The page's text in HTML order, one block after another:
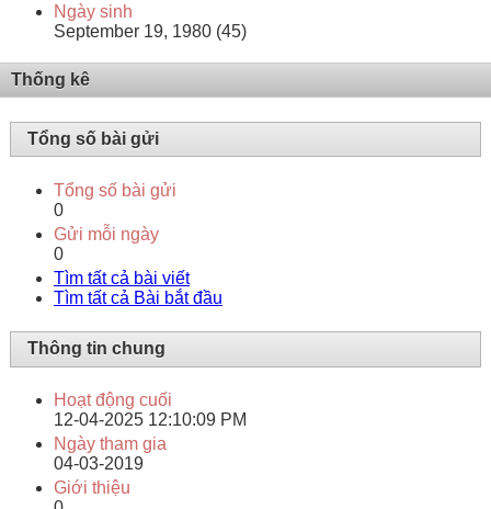
Ngày sinh
September 19, 1980 (45)
Thống kê
Tổng số bài gửi
Tổng số bài gửi
0
Gửi mỗi ngày
0
Tìm tất cả bài viết
Tìm tất cả Bài bắt đầu
Thông tin chung
Hoạt động cuối
12-04-2025 12:10:09 PM
Ngày tham gia
04-03-2019
Giới thiệu